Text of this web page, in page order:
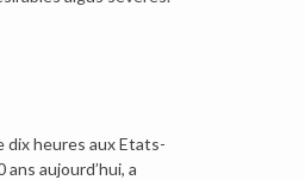
dix heures aux Etats-
aujourd’hui, a